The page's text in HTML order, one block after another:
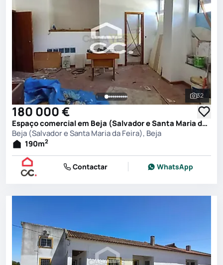
Ver
32
180 000 €
Espaço comercial em Beja (Salvador e Santa Maria da Feira), Beja
Beja (Salvador e Santa Maria da Feira), Beja
190m2
Contactar WhatsApp